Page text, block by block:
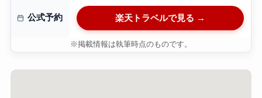
公式予約 楽天トラベルで見る →
※掲載情報は執筆時点のものです。